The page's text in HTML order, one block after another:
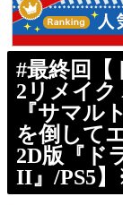
#最終回【
2リメイク
『サマル
を倒して
2D版『ド
II』/PS5